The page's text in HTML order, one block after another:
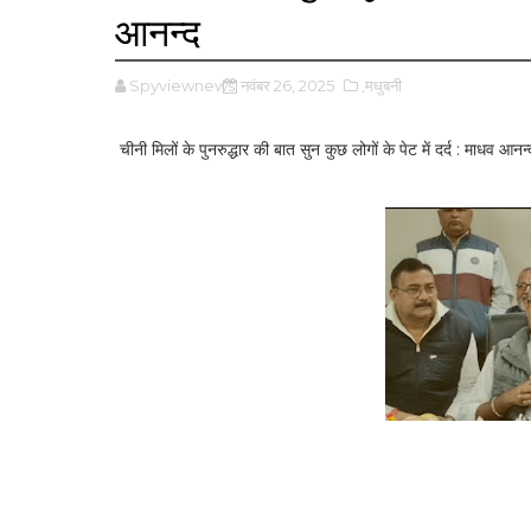
आनन्द
Spyviewnews नवंबर 26, 2025 ,मधुबनी
चीनी मिलों के पुनरुद्धार की बात सुन कुछ लोगों के पेट में दर्द : माधव